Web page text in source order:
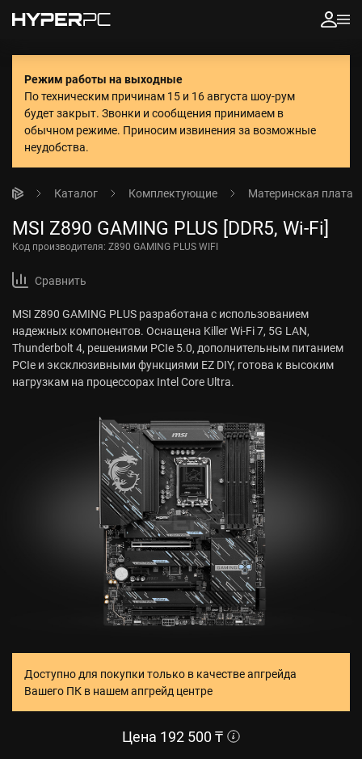
Режим работы на выходные
По техническим причинам 15 и 16 августа шоу-рум
будет закрыт. Звонки и сообщения принимаем в
обычном режиме. Приносим извинения за возможные
неудобства.
Каталог Комплектующие Материнская плата
MSI Z890 GAMING PLUS [DDR5, Wi-Fi]
Код производителя: Z890 GAMING PLUS WIFI
Сравнить
MSI Z890 GAMING PLUS разработана с использованием
надежных компонентов. Оснащена Killer Wi-Fi 7, 5G LAN,
Thunderbolt 4, решениями PCIe 5.0, дополнительным питанием
PCIe и эксклюзивными функциями EZ DIY, готова к высоким
нагрузкам на процессорах Intel Core Ultra.
Доступно для покупки только в качестве апгрейда
Вашего ПК в нашем апгрейд центре
Цена 192 500 ₸